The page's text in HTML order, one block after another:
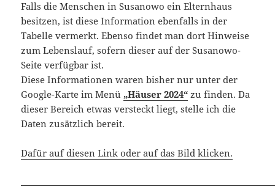
Falls die Menschen in Susanowo ein Elternhaus
besitzen, ist diese Information ebenfalls in der
Tabelle vermerkt. Ebenso findet man dort Hinweise
zum Lebenslauf, sofern dieser auf der Susanowo-
Seite verfügbar ist.
Diese Informationen waren bisher nur unter der
Google-Karte im Menü „Häuser 2024“ zu finden. Da
dieser Bereich etwas versteckt liegt, stelle ich die
Daten zusätzlich bereit.
Dafür auf diesen Link oder auf das Bild klicken.